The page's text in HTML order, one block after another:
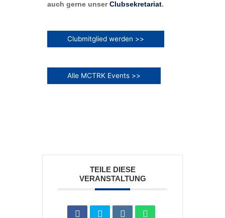
auch gerne unser Clubsekretariat.
Clubmitglied werden >>
Alle MCTRK Events >>
TEILE DIESE
VERANSTALTUNG